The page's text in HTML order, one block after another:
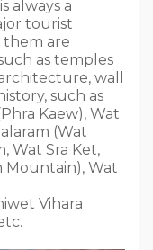
always a
tourist
them are
as temples
wall
such as
Kaew), Wat
(Wat
Wat Sra Ket,
Mountain), Wat
Vihara